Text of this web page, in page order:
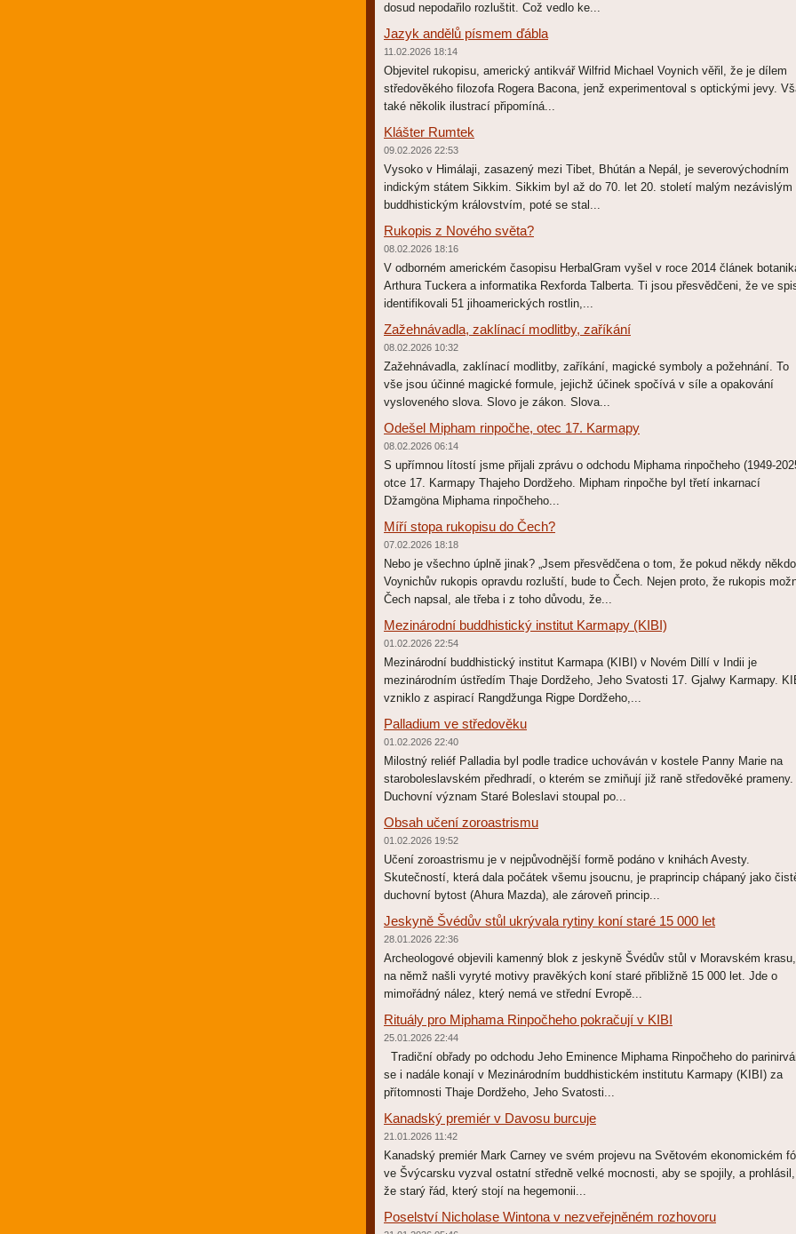
dosud nepodařilo rozluštit. Což vedlo ke...
Jazyk andělů písmem ďábla
11.02.2026 18:14
Objevitel rukopisu, americký antikvář Wilfrid Michael Voynich věřil, že je dílem
středověkého filozofa Rogera Bacona, jenž experimentoval s optickými jevy.
také několik ilustrací připomíná...
Klášter Rumtek
09.02.2026 22:53
Vysoko v Himálaji, zasazený mezi Tibet, Bhútán a Nepál, je severovýchodním
indickým státem Sikkim. Sikkim byl až do 70. let 20. století malým nezávislým
buddhistickým královstvím, poté se stal...
Rukopis z Nového světa?
08.02.2026 18:16
V odborném americkém časopisu HerbalGram vyšel v roce 2014 článek
Arthura Tuckera a informatika Rexforda Talberta. Ti jsou přesvědčeni, že ve
identifikovali 51 jihoamerických rostlin,...
Zažehnávadla, zaklínací modlitby, zaříkání
08.02.2026 10:32
Zažehnávadla, zaklínací modlitby, zaříkání, magické symboly a požehnání. To
vše jsou účinné magické formule, jejichž účinek spočívá v síle a opakování
vysloveného slova. Slovo je zákon. Slova...
Odešel Mipham rinpočhe, otec 17. Karmapy
08.02.2026 06:14
S upřímnou lítostí jsme přijali zprávu o odchodu Miphama rinpočheho (1949-
otce 17. Karmapy Thajeho Dordžeho. Mipham rinpočhe byl třetí inkarnací
Džamgöna Miphama rinpočheho...
Míří stopa rukopisu do Čech?
07.02.2026 18:18
Nebo je všechno úplně jinak? „Jsem přesvědčena o tom, že pokud někdy někdo
Voynichův rukopis opravdu rozluští, bude to Čech. Nejen proto, že rukopis
Čech napsal, ale třeba i z toho důvodu, že...
Mezinárodní buddhistický institut Karmapy (KIBI)
01.02.2026 22:54
Mezinárodní buddhistický institut Karmapa (KIBI) v Novém Dillí v Indii je
mezinárodním ústředím Thaje Dordžeho, Jeho Svatosti 17. Gjalwy Karmapy.
vzniklo z aspirací Rangdžunga Rigpe Dordžeho,...
Palladium ve středověku
01.02.2026 22:40
Milostný reliéf Palladia byl podle tradice uchováván v kostele Panny Marie na
staroboleslavském předhradí, o kterém se zmiňují již raně středověké prameny.
Duchovní význam Staré Boleslavi stoupal po...
Obsah učení zoroastrismu
01.02.2026 19:52
Učení zoroastrismu je v nejpůvodnější formě podáno v knihách Avesty.
Skutečností, která dala počátek všemu jsoucnu, je praprincip chápaný jako
duchovní bytost (Ahura Mazda), ale zároveň princip...
Jeskyně Švédův stůl ukrývala rytiny koní staré 15 000 let
28.01.2026 22:36
Archeologové objevili kamenný blok z jeskyně Švédův stůl v Moravském krasu,
na němž našli vyryté motivy pravěkých koní staré přibližně 15 000 let. Jde o
mimořádný nález, který nemá ve střední Evropě...
Rituály pro Miphama Rinpočheho pokračují v KIBI
25.01.2026 22:44
Tradiční obřady po odchodu Jeho Eminence Miphama Rinpočheho do
se i nadále konají v Mezinárodním buddhistickém institutu Karmapy (KIBI) za
přítomnosti Thaje Dordžeho, Jeho Svatosti...
Kanadský premiér v Davosu burcuje
21.01.2026 11:42
Kanadský premiér Mark Carney ve svém projevu na Světovém ekonomickém
ve Švýcarsku vyzval ostatní středně velké mocnosti, aby se spojily, a prohlásil,
že starý řád, který stojí na hegemonii...
Poselství Nicholase Wintona v nezveřejněném rozhovoru